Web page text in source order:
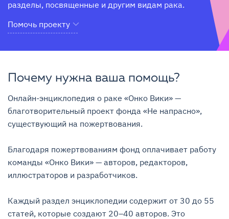
разделы, посвященные и другим видам рака.
Помочь проекту
Почему нужна ваша помощь?
Онлайн-энциклопедия о раке «Онко Вики» —
благотворительный проект фонда «Не напрасно»,
существующий на пожертвования.
Благодаря пожертвованиям фонд оплачивает работу
команды «Онко Вики» — авторов, редакторов,
иллюстраторов и разработчиков.
Каждый раздел энциклопедии содержит от 30 до 55
статей, которые создают 20–40 авторов. Это